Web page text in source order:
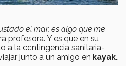
el mar, es algo que me
profesora. Y es que en su
a la contingencia sanitaria-
junto a un amigo en kayak.